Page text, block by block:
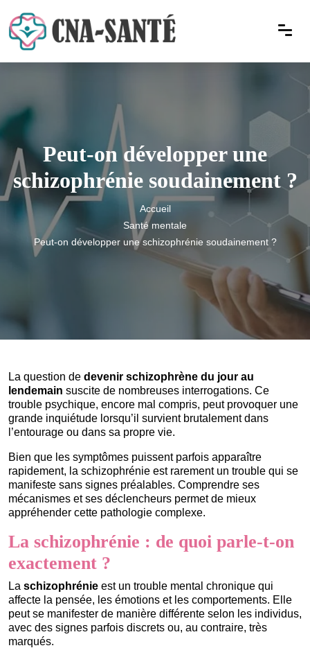
Peut-on développer une
schizophrénie soudainement ?
Accueil
Santé mentale
Peut-on développer une schizophrénie soudainement ?
La question de devenir schizophrène du jour au
lendemain suscite de nombreuses interrogations. Ce
trouble psychique, encore mal compris, peut provoquer une
grande inquiétude lorsqu’il survient brutalement dans
l’entourage ou dans sa propre vie.
Bien que les symptômes puissent parfois apparaître
rapidement, la schizophrénie est rarement un trouble qui se
manifeste sans signes préalables. Comprendre ses
mécanismes et ses déclencheurs permet de mieux
appréhender cette pathologie complexe.
La schizophrénie : de quoi parle-t-on
exactement ?
La schizophrénie est un trouble mental chronique qui
affecte la pensée, les émotions et les comportements. Elle
peut se manifester de manière différente selon les individus,
avec des signes parfois discrets ou, au contraire, très
marqués.